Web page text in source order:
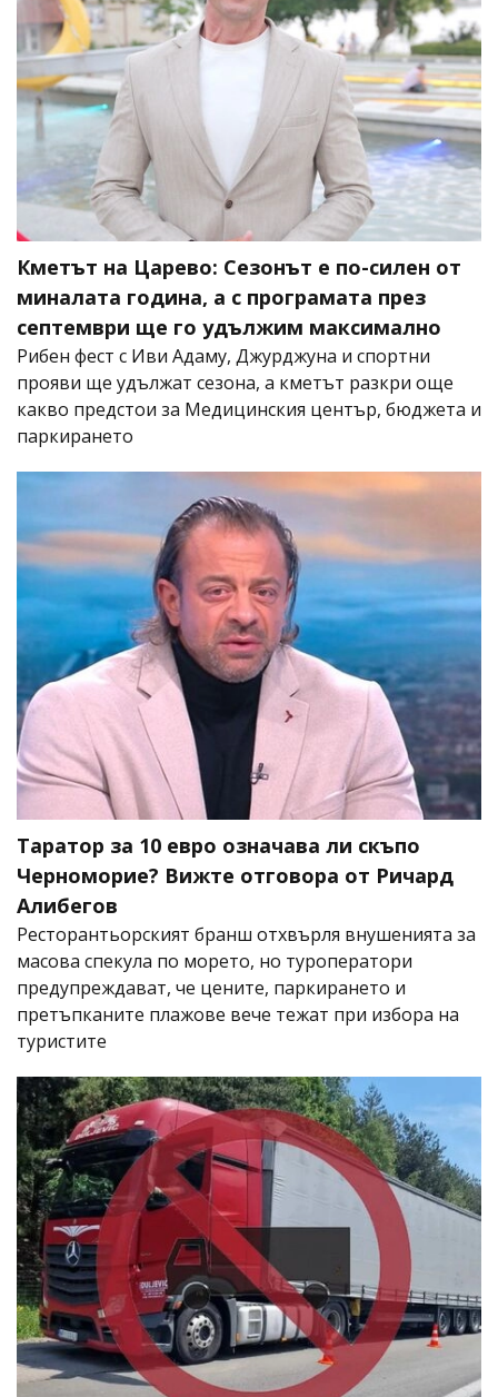
Кметът на Царево: Сезонът е по-силен от
миналата година, а с програмата през
септември ще го удължим максимално
Рибен фест с Иви Адаму, Джурджуна и спортни
прояви ще удължат сезона, а кметът разкри още
какво предстои за Медицинския център, бюджета и
паркирането
Таратор за 10 евро означава ли скъпо
Черноморие? Вижте отговора от Ричард
Алибегов
Ресторантьорският бранш отхвърля внушенията за
масова спекула по морето, но туроператори
предупреждават, че цените, паркирането и
претъпканите плажове вече тежат при избора на
туристите